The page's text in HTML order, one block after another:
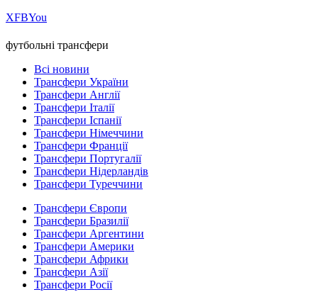
ХFBYou
футбольні трансфери
Всі новини
Трансфери України
Трансфери Англії
Трансфери Італії
Трансфери Іспанії
Трансфери Німеччини
Трансфери Франції
Трансфери Португалії
Трансфери Нідерландів
Трансфери Туреччини
Трансфери Європи
Трансфери Бразилії
Трансфери Аргентини
Трансфери Америки
Трансфери Африки
Трансфери Азії
Трансфери Росії